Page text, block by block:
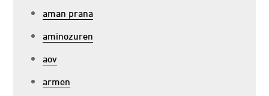
aman prana
aminozuren
aov
armen